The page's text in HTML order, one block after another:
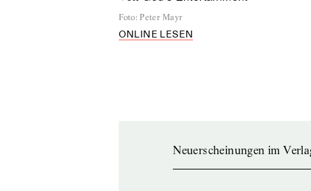
Foto: Peter Mayr
ONLINE LESEN
Neuerscheinungen im